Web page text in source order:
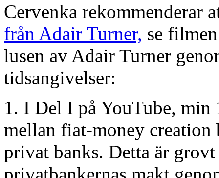
Cervenka rekommenderar
från Adair Turner, se
lusen av Adair Turner
tidsangivelser:
1. I Del I på YouTube,
mellan fiat-money creation
privat banks. Detta är
privatbankernas makt